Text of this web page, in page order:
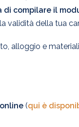
di compilare il
validità della tua
alloggio e
(qui è